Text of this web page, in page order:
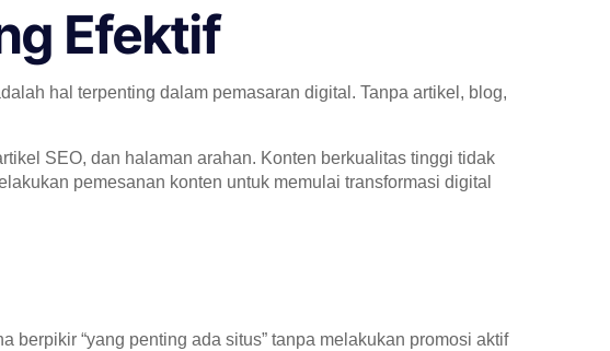
Efektif
hal terpenting dalam pemasaran digital. Tanpa artikel, blog,
SEO, dan halaman arahan. Konten berkualitas tinggi tidak
pemesanan konten untuk memulai transformasi digital
“yang penting ada situs” tanpa melakukan promosi aktif